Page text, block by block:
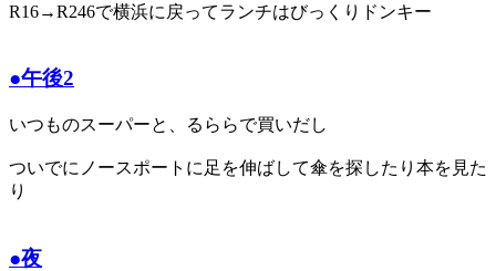
R16→R246で横浜に戻ってランチはびっくりドンキー
●午後2
いつものスーパーと、るららで買いだし
ついでにノースポートに足を伸ばして傘を探したり本を見た
り
●夜